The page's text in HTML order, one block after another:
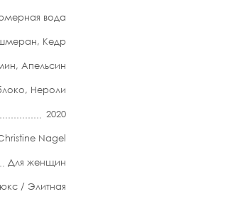
вода
, Кедр
, Апельсин
, Нероли
2020
Nagel
Для женщин
/ Элитная